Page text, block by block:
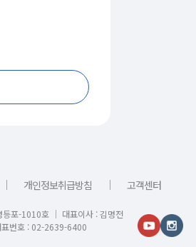
｜ 개인정보취급방침 ｜ 고객센터
포-1010호 │ 대표이사 : 김명전
표번호 : 02-2639-6400